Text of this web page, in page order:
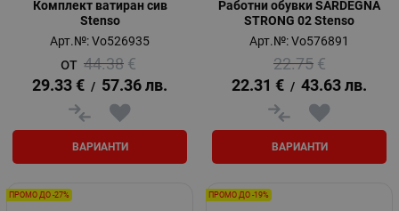
Комплект ватиран сив
Stenso
Арт.№: Vo526935
44.38 €
29.33 € / 57.36 лв.
ВАРИАНТИ
Работни обувки SARDEGNA
STRONG 02 Stenso
Арт.№: Vo576891
22.75 €
22.31 € / 43.63 лв.
ВАРИАНТИ
ПРОМО ДО -27% ПРОМО ДО -19%